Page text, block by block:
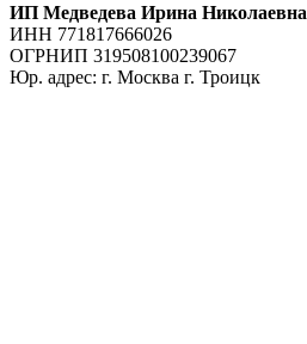
ИП Медведева Ирина Николаевна
ИНН 771817666026
ОГРНИП 319508100239067
Юр. адрес: г. Москва г. Троицк